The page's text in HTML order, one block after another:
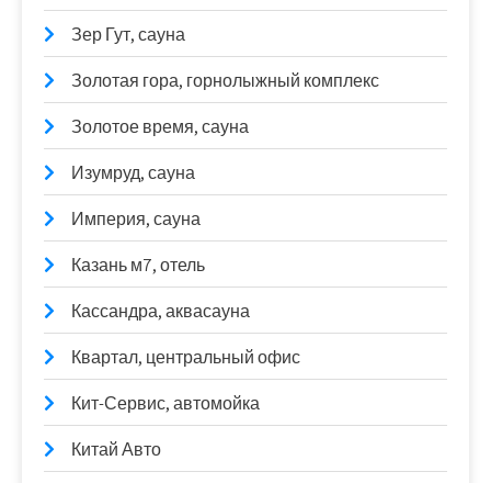
Зер Гут, сауна
Золотая гора, горнолыжный комплекс
Золотое время, сауна
Изумруд, сауна
Империя, сауна
Казань м7, отель
Кассандра, аквасауна
Квартал, центральный офис
Кит-Сервис, автомойка
Китай Авто